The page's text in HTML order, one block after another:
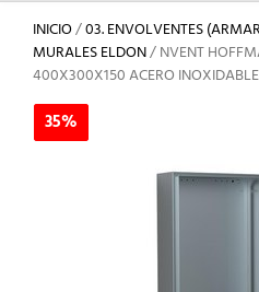
INICIO/03. ENVOLVENTES
MURALES ELDON/ NVENT
400X300X150 ACERO
35%
35%